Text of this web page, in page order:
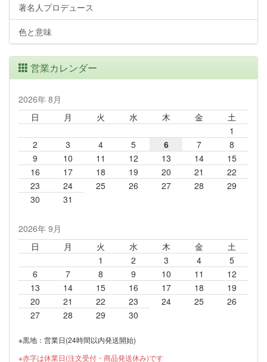
著名人プロデュース
色と意味
営業カレンダー
2026年 8月
日
月 火 水 木 金
土
1
2
3 4 5 6 7
8
9
10 11 12 13 14
15
16
17 18 19 20 21
22
23
24 25 26 27 28
29
30
31
2026年 9月
日
月 火 水 木 金
土
1
2 3 4
5
6
7 8 9 10 11
12
13
14 15 16 17 18
19
20
21 22 23 24 25
26
27
28 29 30
※黒地：営業日(24時間以内発送開始)
※赤字は休業日(注文受付・商品発送休み)です